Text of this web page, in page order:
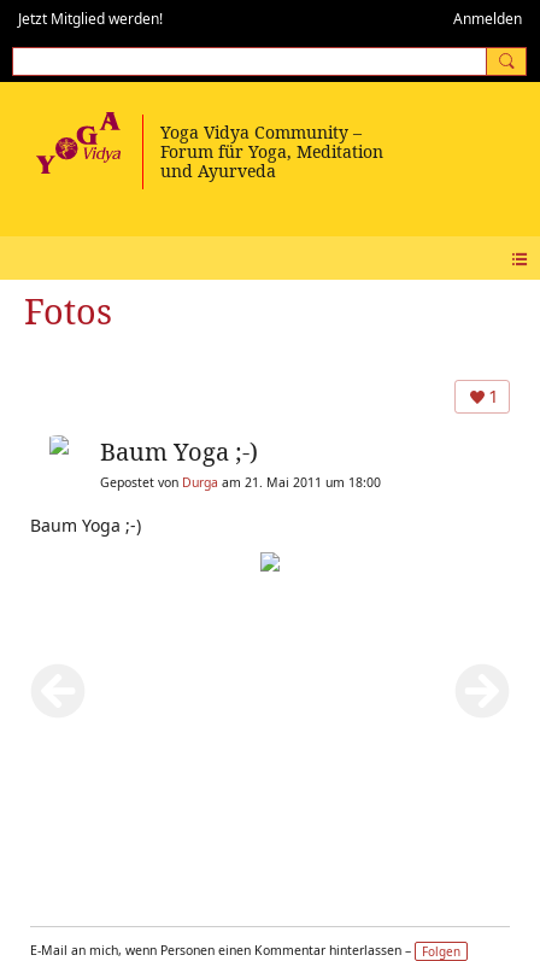
Jetzt Mitglied werden! Anmelden
Fotos
1
Baum Yoga ;-)
Gepostet von Durga am 21. Mai 2011 um 18:00
Baum Yoga ;-)
E-Mail an mich, wenn Personen einen Kommentar hinterlassen – Folgen